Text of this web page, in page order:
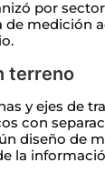
por
medición
terreno
y ejes de
con
diseño de
la